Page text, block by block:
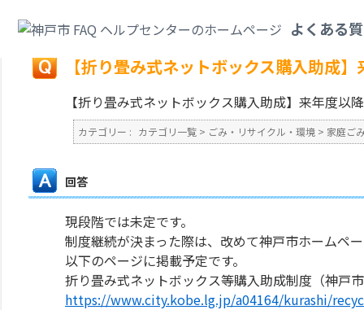
よくある
戻る
【折り畳み式ネットボックス購入助成
【折り畳み式ネットボックス購入助成】来年度以
カテゴリー : カテゴリ一覧 > ごみ・リサイクル・環境 > 家庭ご
回答
現段階では未定です。
制度継続が決まった際は、改めて神戸市ホームペ
以下のページに掲載予定です。
折り畳み式ネットボックス等購入助成制度（神戸
https://www.city.kobe.lg.jp/a04164/kurashi/